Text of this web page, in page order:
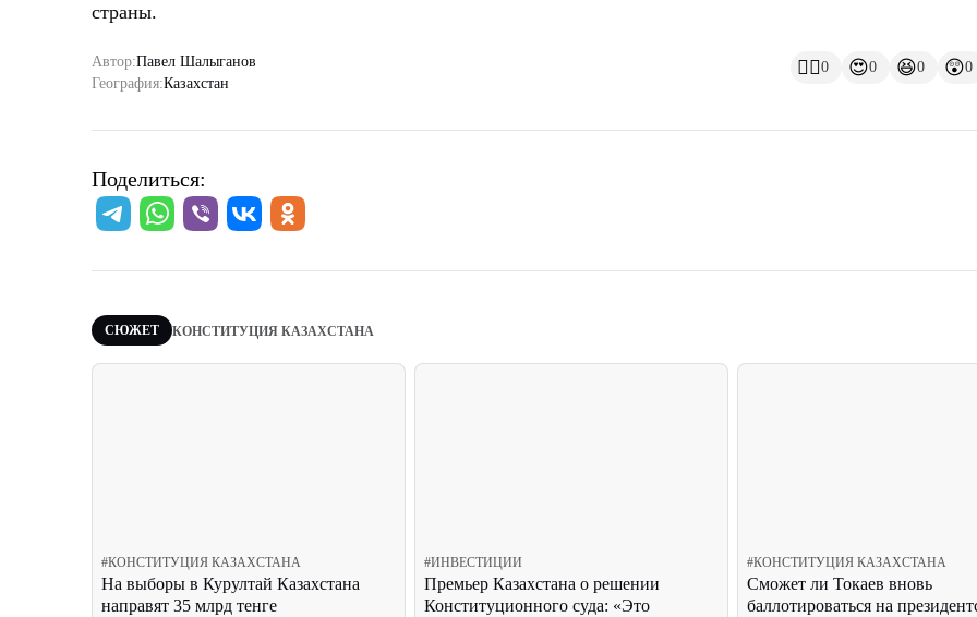
страны.
Автор:Павел Шалыганов
География:Казахстан
👍🏻0 😍0 😆0 😲0
Поделиться:
СЮЖЕТ КОНСТИТУЦИЯ КАЗАХСТАНА
#КОНСТИТУЦИЯ КАЗАХСТАНА
На выборы в Курултай Казахстана
направят 35 млрд тенге
#ИНВЕСТИЦИИ
Премьер Казахстана о решении
Конституционного суда: «Это
#КОНСТИТУЦИЯ КАЗАХСТАНА
Сможет ли Токаев вновь
баллотироваться на